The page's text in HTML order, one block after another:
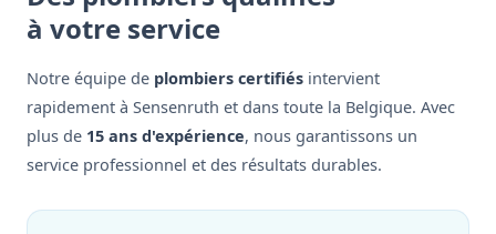
à votre service
Notre équipe de plombiers certifiés intervient
rapidement à Sensenruth et dans toute la Belgique. Avec
plus de 15 ans d'expérience, nous garantissons un
service professionnel et des résultats durables.